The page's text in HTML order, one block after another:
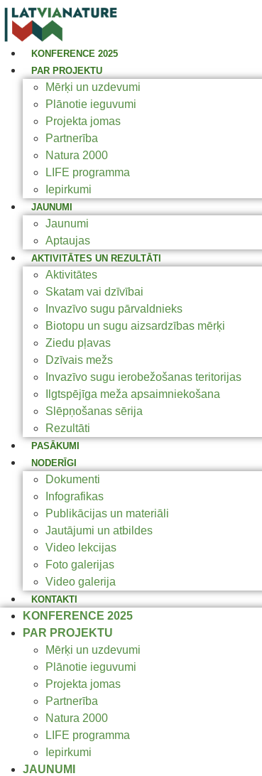
KONFERENCE 2025
PAR PROJEKTU
Mērķi un uzdevumi
Plānotie ieguvumi
Projekta jomas
Partnerība
Natura 2000
LIFE programma
Iepirkumi
JAUNUMI
Jaunumi
Aptaujas
AKTIVITĀTES UN REZULTĀTI
Aktivitātes
Skatam vai dzīvībai
Invazīvo sugu pārvaldnieks
Biotopu un sugu aizsardzības mērķi
Ziedu pļavas
Dzīvais mežs
Invazīvo sugu ierobežošanas teritorijas
Ilgtspējīga meža apsaimniekošana
Slēpņošanas sērija
Rezultāti
PASĀKUMI
NODERĪGI
Dokumenti
Infografikas
Publikācijas un materiāli
Jautājumi un atbildes
Video lekcijas
Foto galerijas
Video galerija
KONTAKTI
KONFERENCE 2025
PAR PROJEKTU
Mērķi un uzdevumi
Plānotie ieguvumi
Projekta jomas
Partnerība
Natura 2000
LIFE programma
Iepirkumi
JAUNUMI